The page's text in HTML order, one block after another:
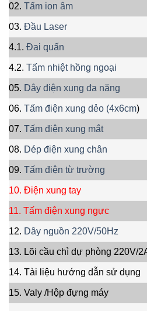
02. Tấm ion âm
03. Đầu Laser
4.1. Đai quấn
4.2. Tấm nhiệt hồng ngoại
05. Dây điện xung đa năng
06. Tấm điện xung dẻo (4x6cm)
07. Tấm điện xung mắt
08. Dép điện xung chân
09. Tấm điện từ trường
10. Điện xung tay
11. Tấm điện xung ngực
12. Dây nguồn 220V/50Hz
13. Lõi cầu chì dự phòng 220V/
14. Tài liệu hướng dẫn sử dụng
15. Valy /Hộp đựng máy